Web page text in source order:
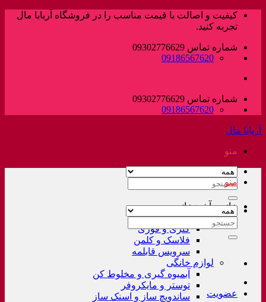
پرش
کیفیت و اصالت با قیمت مناسب را در فروشگاه آربابا مال
تجربه کنید.
شماره تماس 09302776629
09186567620
شماره تماس 09302776629
09186567620
آربابا مال
منو
جستجو
خانه و آشپزخانه
لوازم خانگی غیر برقی
کتری و قوری
فلاسک و کلمن
سرویس قابلمه
لوازم خانگی
آبمیوه گیری و مخلوط کن
توستر و مایکروفر
ساندویچ ساز و اسنک ساز
منو
جستجو
عضویت